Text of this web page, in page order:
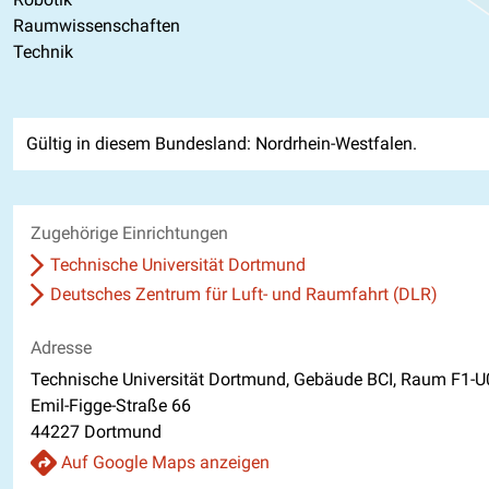
Raumwissenschaften
Technik
Gültig in diesem Bundesland: Nordrhein-Westfalen.
Zugehörige Einrichtungen
Technische Universität Dortmund
Deutsches Zentrum für Luft- und Raumfahrt (DLR)
Adresse
Technische Universität Dortmund, Gebäude BCI, Raum F1-
Emil-Figge-Straße 66
44227 Dortmund
Auf Google Maps anzeigen